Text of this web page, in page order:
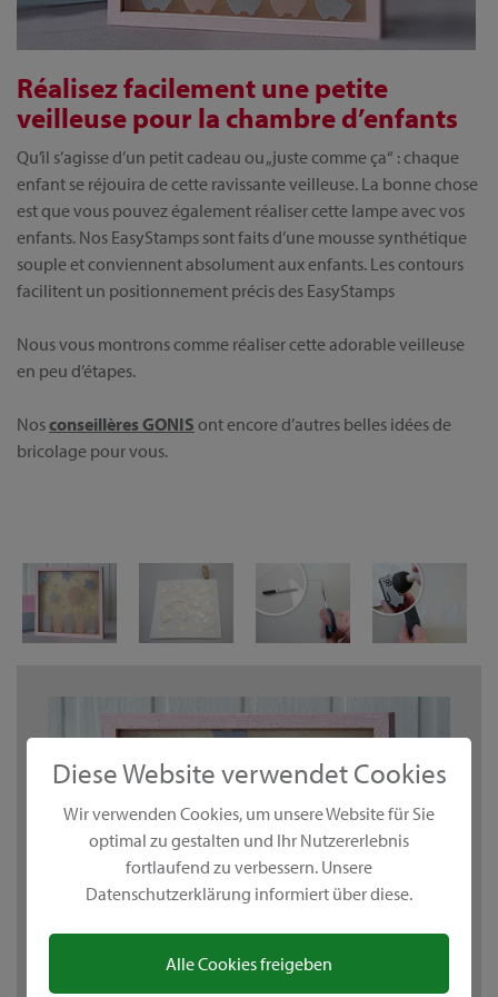
Diese Website verwendet Cookies
Wir verwenden Cookies, um unsere Website für Sie
optimal zu gestalten und Ihr Nutzererlebnis
fortlaufend zu verbessern. Unsere
Datenschutzerklärung informiert über diese.
Alle Cookies freigeben
Réalisez facilement une petite
veilleuse pour la chambre d’enfants
Qu’il s’agisse d’un petit cadeau ou „juste comme ça“ : chaque
enfant se réjouira de cette ravissante veilleuse. La bonne chose
est que vous pouvez également réaliser cette lampe avec vos
enfants. Nos EasyStamps sont faits d’une mousse synthétique
souple et conviennent absolument aux enfants. Les contours
facilitent un positionnement précis des EasyStamps
Nous vous montrons comme réaliser cette adorable veilleuse
en peu d’étapes.
Nosconseillères GONIS ont encore d’autres belles idées de
bricolage pour vous.